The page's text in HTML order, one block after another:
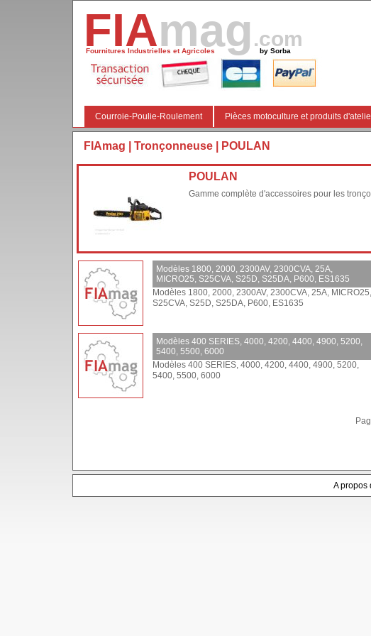
FIAmag .com
Fournitures Industrielles et Agricoles by Sorba
Courroie-Poulie-Roulement Pièces motoculture et produits
FIAmag Tronçonneuse | POULAN
POULAN
Gamme complète d'accessoires pour les
Modèles 1800, 2000, 2300AV, 2300CVA, 25A,
MICRO25, S25CVA, S25D, S25DA, P600, ES1635
Modèles 1800, 2000, 2300AV, 2300CVA, 25A, MICRO25,
S25CVA, S25D, S25DA, P600, ES1635
Modèles 400 SERIES, 4000, 4200, 4400, 4900, 5200,
5400, 5500, 6000
Modèles 400 SERIES, 4000, 4200, 4400, 4900, 5200,
5400, 5500, 6000
A propos